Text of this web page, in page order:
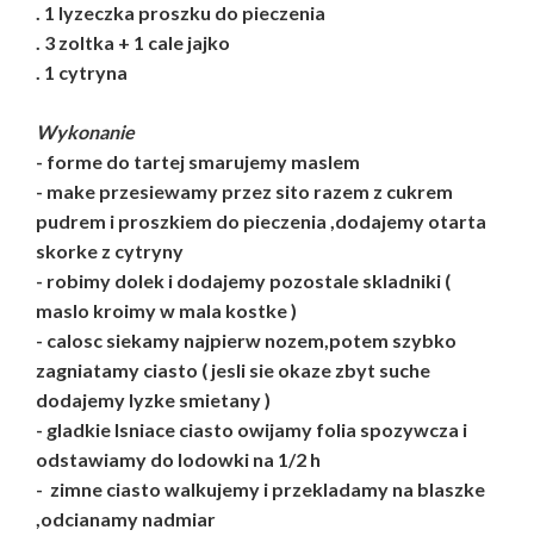
. 1 lyzeczka proszku do pieczenia
. 3 zoltka + 1 cale jajko
. 1 cytryna
Wykonanie
- forme do tartej smarujemy maslem
- make przesiewamy przez sito razem z cukrem
pudrem i proszkiem do pieczenia ,dodajemy otarta
skorke z cytryny
- robimy dolek i dodajemy pozostale skladniki (
maslo kroimy w mala kostke )
- calosc siekamy najpierw nozem,potem szybko
zagniatamy ciasto ( jesli sie okaze zbyt suche
dodajemy lyzke smietany )
- gladkie lsniace ciasto owijamy folia spozywcza i
odstawiamy do lodowki na 1/2 h
- zimne ciasto walkujemy i przekladamy na blaszke
,odcianamy nadmiar